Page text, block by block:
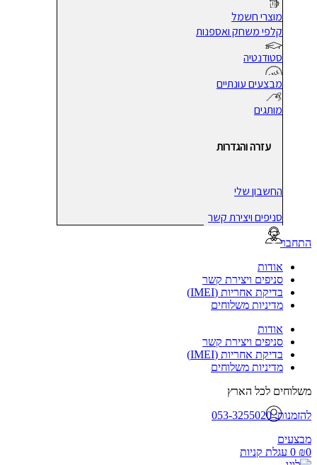
מוצרי חשמל
קלפי משחק ואספנות
סטודנטיה
מבצעים עונתיים
מותגים
עזרה והגדרות
החשבון שלי
סניפים ויצירת קשר
אודות
סניפים ויצירת קשר
בדיקת אחריות (IMEI)
מדיניות משלוחים
אודות
סניפים ויצירת קשר
בדיקת אחריות (IMEI)
מדיניות משלוחים
לכל הארץ
053-3255020
0 עגלת קניות